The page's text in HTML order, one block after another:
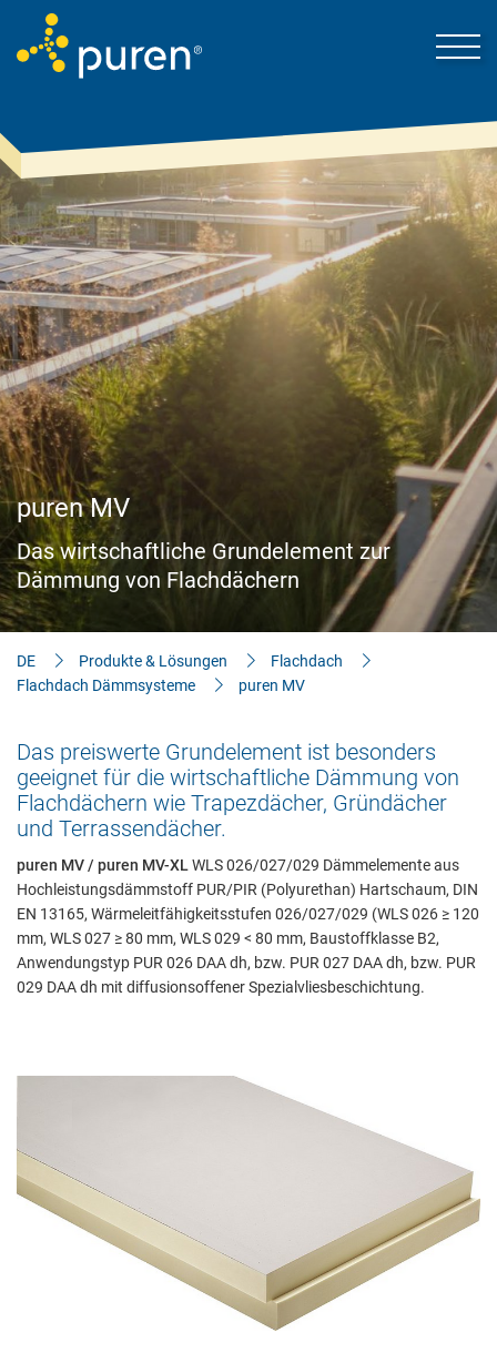
Darum puren
Kontakt
Produkte & Lösungen
Mein Bereich
Aktuelles
Bauherren-Wissen
Downloads
puren MV
Das wirtschaftliche Grundelement zur
Dämmung von Flachdächern
DE Produkte & Lösungen
Flachdach
Flachdach Dämmsysteme
puren MV
Das preiswerte Grundelement ist besonders
geeignet für die wirtschaftliche Dämmung von
Flachdächern wie Trapezdächer, Gründächer
und Terrassendächer.
puren MV / puren MV-XL WLS 026/027/029 Dämmelemente aus
Hochleistungsdämmstoff PUR/PIR (Polyurethan) Hartschaum, DIN
EN 13165, Wärmeleitfähigkeitsstufen 026/027/029 (WLS 026 ≥ 120
mm, WLS 027 ≥ 80 mm, WLS 029 < 80 mm, Baustoffklasse B2,
Anwendungstyp PUR 026 DAA dh, bzw. PUR 027 DAA dh, bzw. PUR
029 DAA dh mit diffusionsoffener Spezialvliesbeschichtung.